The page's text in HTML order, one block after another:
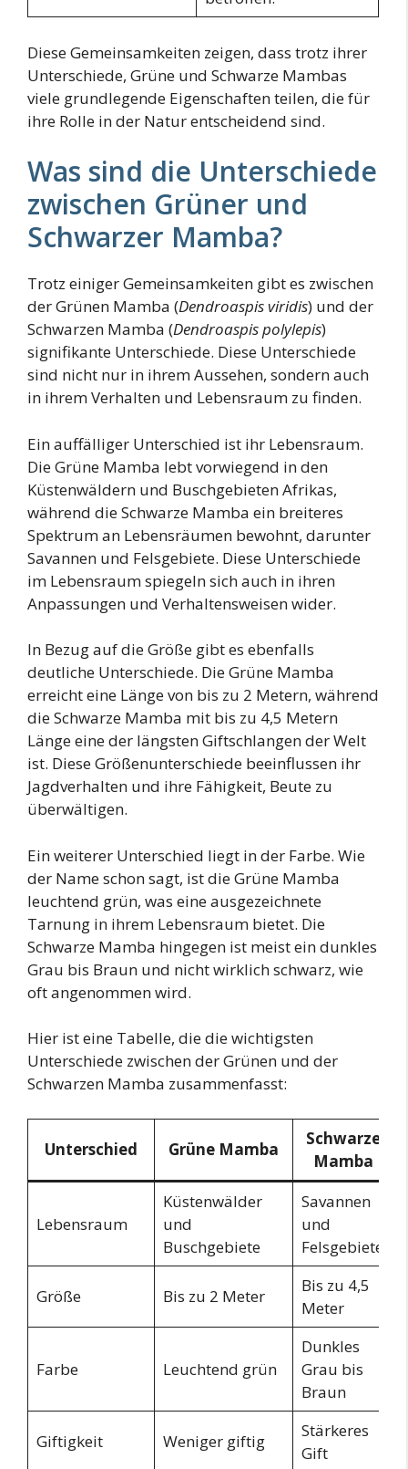
Diese Gemeinsamkeiten zeigen, dass trotz ihrer
Unterschiede, Grüne und Schwarze Mambas
viele grundlegende Eigenschaften teilen, die für
ihre Rolle in der Natur entscheidend sind.
Was sind die Unterschiede
zwischen Grüner und
Schwarzer Mamba?
Trotz einiger Gemeinsamkeiten gibt es zwischen
der Grünen Mamba (Dendroaspis viridis) und der
Schwarzen Mamba (Dendroaspis polylepis)
signifikante Unterschiede. Diese Unterschiede
sind nicht nur in ihrem Aussehen, sondern auch
in ihrem Verhalten und Lebensraum zu finden.
Ein auffälliger Unterschied ist ihr Lebensraum.
Die Grüne Mamba lebt vorwiegend in den
Küstenwäldern und Buschgebieten Afrikas,
während die Schwarze Mamba ein breiteres
Spektrum an Lebensräumen bewohnt, darunter
Savannen und Felsgebiete. Diese Unterschiede
im Lebensraum spiegeln sich auch in ihren
Anpassungen und Verhaltensweisen wider.
In Bezug auf die Größe gibt es ebenfalls
deutliche Unterschiede. Die Grüne Mamba
erreicht eine Länge von bis zu 2 Metern, während
die Schwarze Mamba mit bis zu 4,5 Metern
Länge eine der längsten Giftschlangen der Welt
ist. Diese Größenunterschiede beeinflussen ihr
Jagdverhalten und ihre Fähigkeit, Beute zu
überwältigen.
Ein weiterer Unterschied liegt in der Farbe. Wie
der Name schon sagt, ist die Grüne Mamba
leuchtend grün, was eine ausgezeichnete
Tarnung in ihrem Lebensraum bietet. Die
Schwarze Mamba hingegen ist meist ein dunkles
Grau bis Braun und nicht wirklich schwarz, wie
oft angenommen wird.
Hier ist eine Tabelle, die die wichtigsten
Unterschiede zwischen der Grünen und der
Schwarzen Mamba zusammenfasst:
Unterschied Grüne Mamba
Schwarze
Mamba
Lebensraum
Küstenwälder
und
Buschgebiete
Savannen
und
Felsgebiete
Größe Bis zu 2 Meter
Bis zu 4,5
Meter
Farbe Leuchtend grün
Dunkles
Grau bis
Braun
Giftigkeit Weniger giftig
Stärkeres
Gift